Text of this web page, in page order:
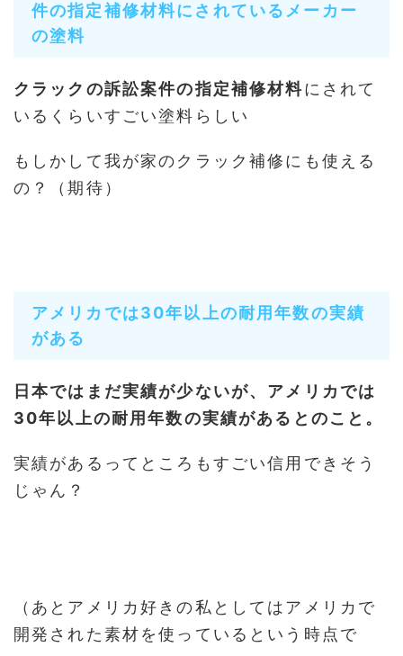
件の指定補修材料にされているメーカー
の塗料
クラックの訴訟案件の指定補修材料にされて
いるくらいすごい塗料らしい
もしかして我が家のクラック補修にも使える
の？（期待）
アメリカでは30年以上の耐用年数の実績
がある
日本ではまだ実績が少ないが、アメリカでは
30年以上の耐用年数の実績があるとのこと。
実績があるってところもすごい信用できそう
じゃん？
（あとアメリカ好きの私としてはアメリカで
開発された素材を使っているという時点で